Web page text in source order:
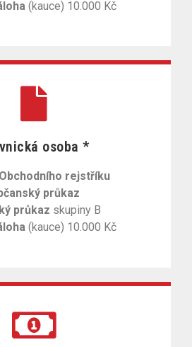
(kauce) 10.000 Kč
osoba *
rejstříku
průkaz
průkaz skupiny B
(kauce) 10.000 Kč